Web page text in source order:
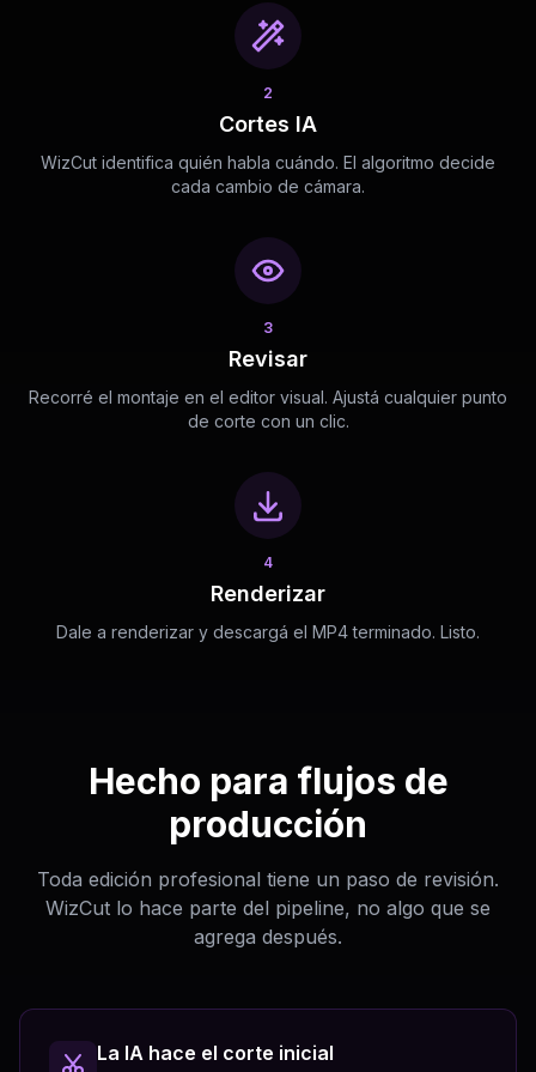
2
Cortes IA
WizCut identifica quién habla cuándo. El algoritmo decide
cada cambio de cámara.
3
Revisar
Recorré el montaje en el editor visual. Ajustá cualquier punto
de corte con un clic.
4
Renderizar
Dale a renderizar y descargá el MP4 terminado. Listo.
Hecho para flujos de
producción
Toda edición profesional tiene un paso de revisión.
WizCut lo hace parte del pipeline, no algo que se
agrega después.
La IA hace el corte inicial